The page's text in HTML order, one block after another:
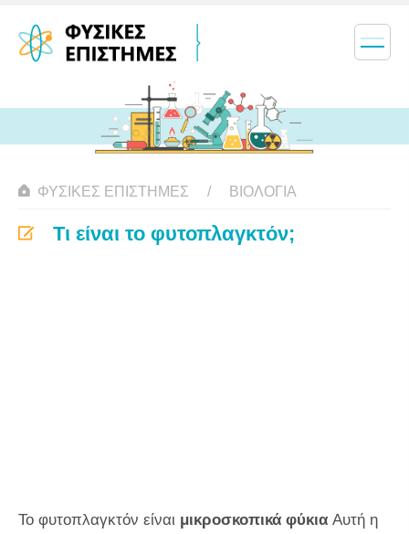
ΦΥΣΙΚΈΣ ΕΠΙΣΤΉΜΕΣ ΒΙΟΛΟΓΊΑ
Τι είναι το φυτοπλαγκτόν;
Το φυτοπλαγκτόν είναι μικροσκοπικά φύκια Αυτή η